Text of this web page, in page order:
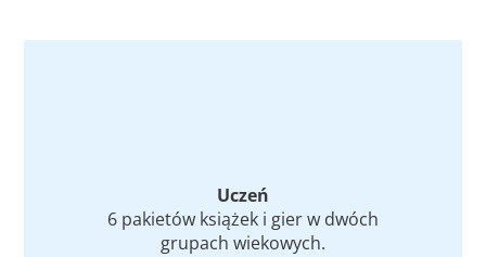
Uczeń
6 pakietów książek i gier w dwóch
grupach wiekowych.